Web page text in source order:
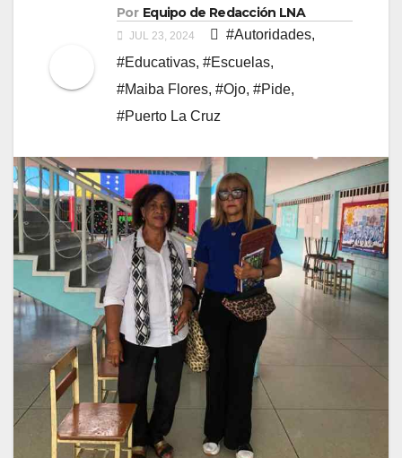
Por Equipo de Redacción LNA
JUL 23, 2024 #Autoridades,
#Educativas, #Escuelas,
#Maiba Flores, #Ojo, #Pide,
#Puerto La Cruz